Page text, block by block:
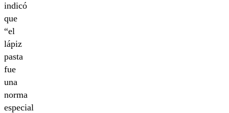
indicó
que
“el
lápiz
pasta
fue
una
norma
especial